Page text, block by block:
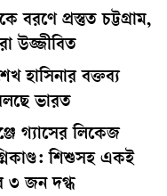
বরণে প্রস্তুত চট্টগ্রাম,
উজ্জীবিত
হাসিনার বক্তব্য
ভারত
গ্যাসের লিকেজ
শিশুসহ একই
৩ জন দগ্ধ